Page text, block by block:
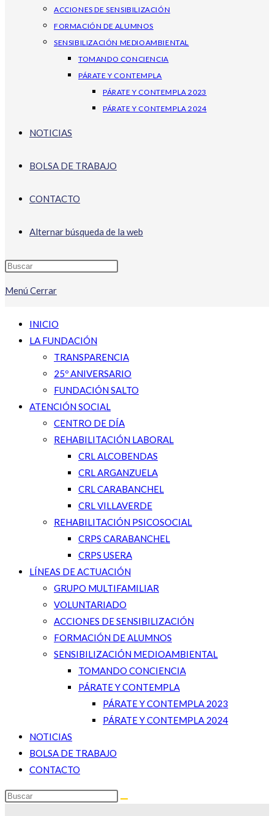
ACCIONES DE SENSIBILIZACIÓN
FORMACIÓN DE ALUMNOS
SENSIBILIZACIÓN MEDIOAMBIENTAL
TOMANDO CONCIENCIA
PÁRATE Y CONTEMPLA
PÁRATE Y CONTEMPLA 2023
PÁRATE Y CONTEMPLA 2024
NOTICIAS
BOLSA DE TRABAJO
CONTACTO
Alternar búsqueda de la web
Menú Cerrar
INICIO
LA FUNDACIÓN
TRANSPARENCIA
25º ANIVERSARIO
FUNDACIÓN SALTO
ATENCIÓN SOCIAL
CENTRO DE DÍA
REHABILITACIÓN LABORAL
CRL ALCOBENDAS
CRL ARGANZUELA
CRL CARABANCHEL
CRL VILLAVERDE
REHABILITACIÓN PSICOSOCIAL
CRPS CARABANCHEL
CRPS USERA
LÍNEAS DE ACTUACIÓN
GRUPO MULTIFAMILIAR
VOLUNTARIADO
ACCIONES DE SENSIBILIZACIÓN
FORMACIÓN DE ALUMNOS
SENSIBILIZACIÓN MEDIOAMBIENTAL
TOMANDO CONCIENCIA
PÁRATE Y CONTEMPLA
PÁRATE Y CONTEMPLA 2023
PÁRATE Y CONTEMPLA 2024
NOTICIAS
BOLSA DE TRABAJO
CONTACTO